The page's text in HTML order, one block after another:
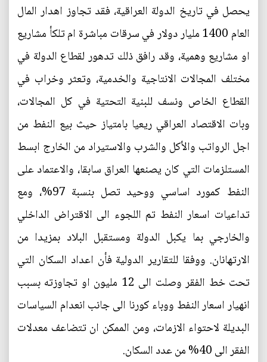
يحصل في تاريخ الدولة العراقية، فقد تجاوز اهدار المال
العام 1400 مليار دولار في سرقات مباشرة ام تلكأ مشاريع
او مشاريع وهمية، وقد رافق ذلك تدهور لقطاع الدولة في
مختلف المجالات الانتاجية والخدمية، وتعثر وخراب في
القطاع الخاص ونسف للبنية التحتية في كل المجالات،
وبات الاقتصاد العراقي ريعيا بامتياز حيث بيع النفط من
اجل الرواتب والأكل والشرب والاستيراد من الخارج ابسط
المستلزمات التي كان يصنعها العراق سابقا، والاعتماد على
النفط كمورد اساسي ووحيد تصل بنسبة 97%، ومع
تداعيات اسعار النفط تم اللجوء الى الاقتراض الداخلي
والخارجي بما يكبل الدولة ومستقبل البلاد بمزيدا من
الارتهانان. ووفقا للتقارير الدولية فأن اعداد السكان التي
تحت خط الفقر وصلت الى 12 مليون او تجاوزته بسبب
انهيار اسعار النفط ووباء كورنا الى جانب انعدام السياسات
البديلة لاحتواء الازمات، ومن الممكن ان تتضاعف معدلات
الفقر الى 40% من عدد السكان.